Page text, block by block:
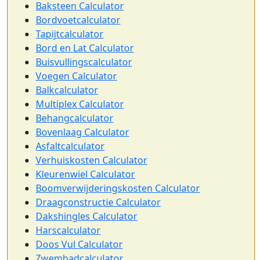
Baksteen Calculator
Bordvoetcalculator
Tapijtcalculator
Bord en Lat Calculator
Buisvullingscalculator
Voegen Calculator
Balkcalculator
Multiplex Calculator
Behangcalculator
Bovenlaag Calculator
Asfaltcalculator
Verhuiskosten Calculator
Kleurenwiel Calculator
Boomverwijderingskosten Calculator
Draagconstructie Calculator
Dakshingles Calculator
Harscalculator
Doos Vul Calculator